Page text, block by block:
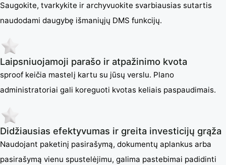
Saugokite, tvarkykite ir archyvuokite svarbiausias sutartis
naudodami daugybę išmaniųjų DMS funkcijų.
Laipsniuojamoji parašo ir atpažinimo kvota
sproof keičia mastelį kartu su jūsų verslu. Plano
administratoriai gali koreguoti kvotas keliais paspaudimais.
Didžiausias efektyvumas ir greita investicijų grąža
Naudojant paketinį pasirašymą, dokumentų aplankus arba
pasirašymą vienu spustelėjimu, galima pastebimai padidinti